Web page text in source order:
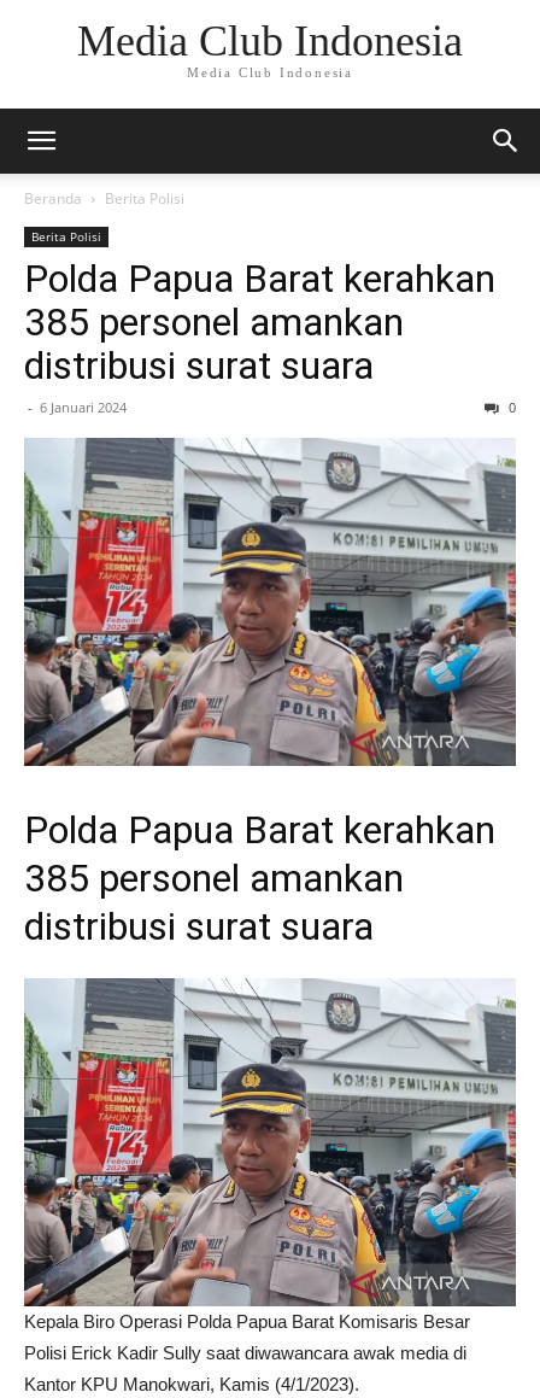
Media Club Indonesia
Media Club Indonesia
Beranda Berita Polisi
Berita Polisi
Polda Papua Barat kerahkan
385 personel amankan
distribusi surat suara
- 6 Januari 2024 0
Polda Papua Barat kerahkan
385 personel amankan
distribusi surat suara
Kepala Biro Operasi Polda Papua Barat Komisaris Besar
Polisi Erick Kadir Sully saat diwawancara awak media di
Kantor KPU Manokwari, Kamis (4/1/2023).